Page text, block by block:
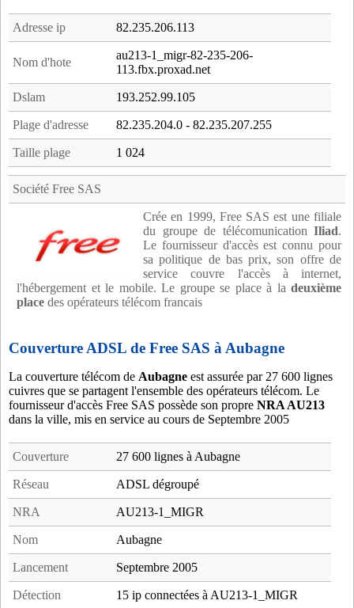
Adresse ip 82.235.206.113
Nom d'hote
au213-1_migr-82-235-206-
113.fbx.proxad.net
Dslam 193.252.99.105
Plage d'adresse 82.235.204.0 - 82.235.207.255
Taille plage 1 024
Société Free SAS
Crée en 1999, Free SAS est une filiale
du groupe de télécomunication Iliad.
Le fournisseur d'accès est connu pour
sa politique de bas prix, son offre de
service couvre l'accès à internet,
l'hébergement et le mobile. Le groupe se place à la deuxième
place des opérateurs télécom francais
Couverture ADSL de Free SAS à Aubagne
La couverture télécom de Aubagne est assurée par 27 600 lignes
cuivres que se partagent l'ensemble des opérateurs télécom. Le
fournisseur d'accès Free SAS possède son propre NRA AU213
dans la ville, mis en service au cours de Septembre 2005
Couverture 27 600 lignes à Aubagne
Réseau ADSL dégroupé
NRA AU213-1_MIGR
Nom Aubagne
Lancement Septembre 2005
Détection 15 ip connectées à AU213-1_MIGR